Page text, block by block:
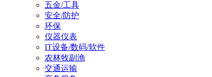
五金/工具
安全/防护
环保
仪器仪表
IT设备/数码/软件
农林牧副渔
交通运输